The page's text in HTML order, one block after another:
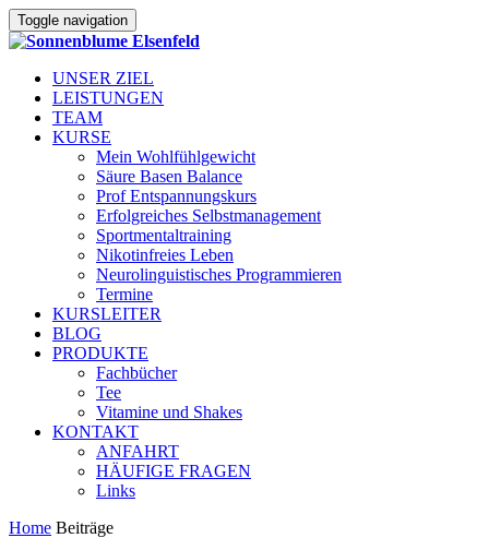
Toggle navigation
UNSER ZIEL
LEISTUNGEN
TEAM
KURSE
Mein Wohlfühlgewicht
Säure Basen Balance
Prof Entspannungskurs
Erfolgreiches Selbstmanagement
Sportmentaltraining
Nikotinfreies Leben
Neurolinguistisches Programmieren
Termine
KURSLEITER
BLOG
PRODUKTE
Fachbücher
Tee
Vitamine und Shakes
KONTAKT
ANFAHRT
HÄUFIGE FRAGEN
Links
Home Beiträge